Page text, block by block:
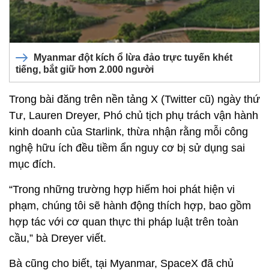
Myanmar đột kích ổ lừa đảo trực tuyến khét
tiếng, bắt giữ hơn 2.000 người
Trong bài đăng trên nền tảng X (Twitter cũ) ngày thứ
Tư, Lauren Dreyer, Phó chủ tịch phụ trách vận hành
kinh doanh của Starlink, thừa nhận rằng mỗi công
nghệ hữu ích đều tiềm ẩn nguy cơ bị sử dụng sai
mục đích.
“Trong những trường hợp hiếm hoi phát hiện vi
phạm, chúng tôi sẽ hành động thích hợp, bao gồm
hợp tác với cơ quan thực thi pháp luật trên toàn
cầu,” bà Dreyer viết.
Bà cũng cho biết, tại Myanmar, SpaceX đã chủ